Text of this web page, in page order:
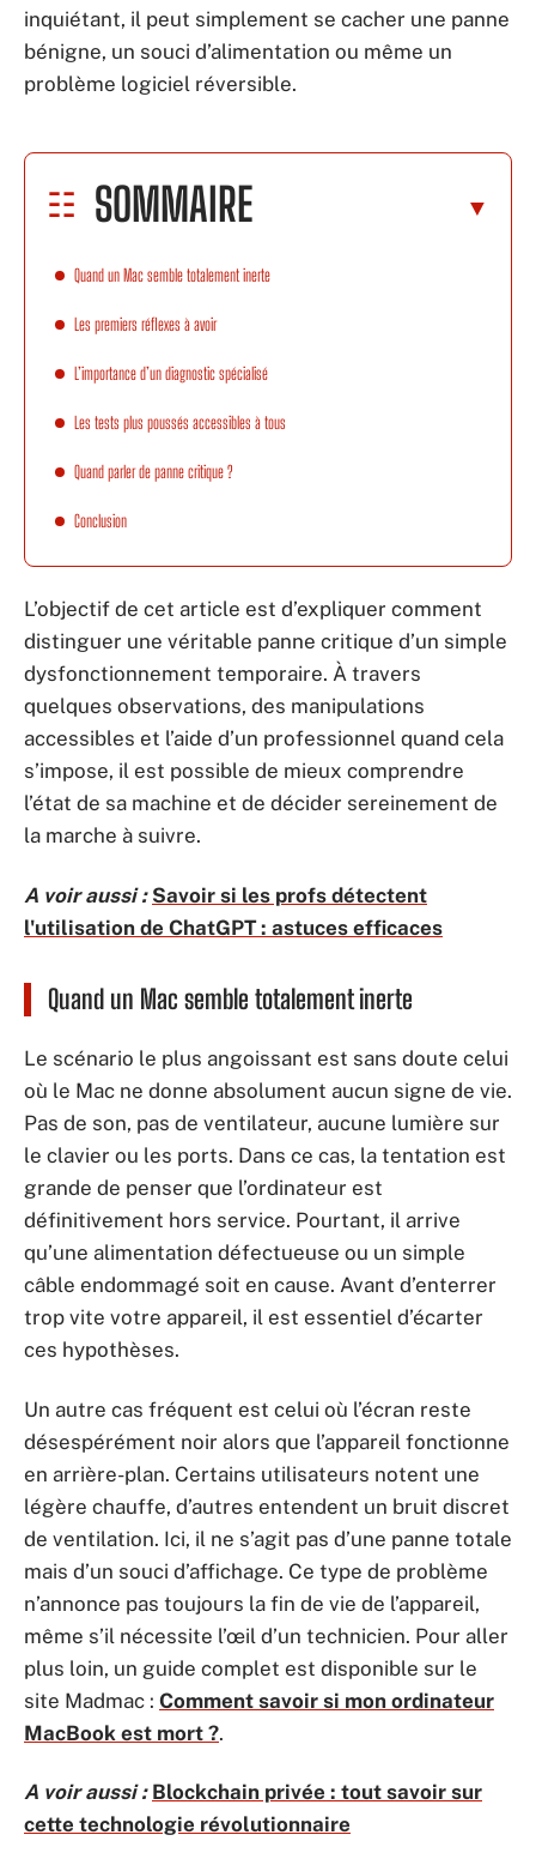
inquiétant, il peut simplement se cacher une panne
bénigne, un souci d’alimentation ou même un
problème logiciel réversible.
SOMMAIRE
Quand un Mac semble totalement inerte
Les premiers réflexes à avoir
L’importance d’un diagnostic spécialisé
Les tests plus poussés accessibles à tous
Quand parler de panne critique ?
Conclusion
L’objectif de cet article est d’expliquer comment
distinguer une véritable panne critique d’un simple
dysfonctionnement temporaire. À travers
quelques observations, des manipulations
accessibles et l’aide d’un professionnel quand cela
s’impose, il est possible de mieux comprendre
l’état de sa machine et de décider sereinement de
la marche à suivre.
A voir aussi : Savoir si les profs détectent
l'utilisation de ChatGPT : astuces efficaces
Quand un Mac semble totalement inerte
Le scénario le plus angoissant est sans doute celui
où le Mac ne donne absolument aucun signe de vie.
Pas de son, pas de ventilateur, aucune lumière sur
le clavier ou les ports. Dans ce cas, la tentation est
grande de penser que l’ordinateur est
définitivement hors service. Pourtant, il arrive
qu’une alimentation défectueuse ou un simple
câble endommagé soit en cause. Avant d’enterrer
trop vite votre appareil, il est essentiel d’écarter
ces hypothèses.
Un autre cas fréquent est celui où l’écran reste
désespérément noir alors que l’appareil fonctionne
en arrière-plan. Certains utilisateurs notent une
légère chauffe, d’autres entendent un bruit discret
de ventilation. Ici, il ne s’agit pas d’une panne totale
mais d’un souci d’affichage. Ce type de problème
n’annonce pas toujours la fin de vie de l’appareil,
même s’il nécessite l’œil d’un technicien. Pour aller
plus loin, un guide complet est disponible sur le
site Madmac : Comment savoir si mon ordinateur
MacBook est mort ?.
A voir aussi : Blockchain privée : tout savoir sur
cette technologie révolutionnaire